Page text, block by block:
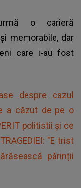
o carieră
memorabile, dar
care i-au fost
despre cazul
a căzut de pe o
politistii și ce
"E trist
părinții